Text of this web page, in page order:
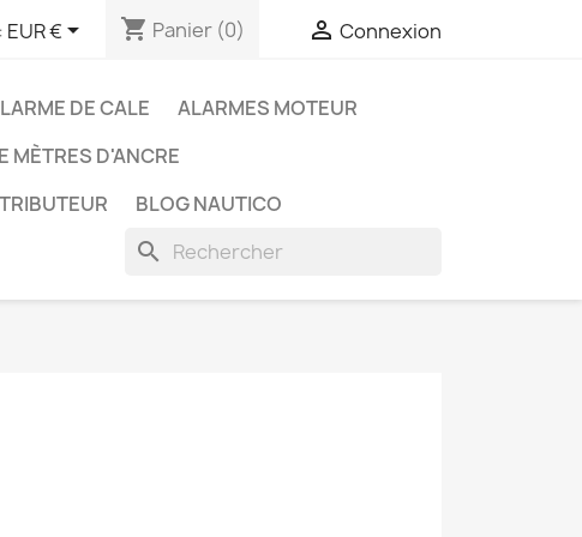
EUR € shopping_cart Panier (0)  Connexion
DE CALE
ALARMES MOTEUR
MÈTRES D'ANCRE
BLOG NAUTICO
search